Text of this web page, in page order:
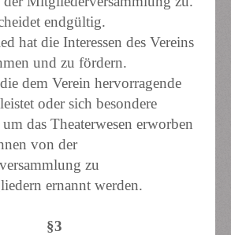
endgültig.
hat die Interessen des Vereins
und zu fördern.
dem Verein hervorragende
oder sich besondere
das Theaterwesen erworben
von der
zu
ernannt werden.
§3